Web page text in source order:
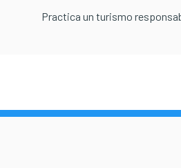
Practica un turismo